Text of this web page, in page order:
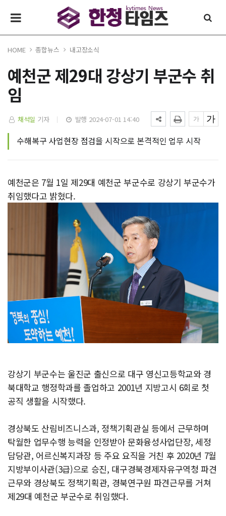
HOME 종합뉴스 내고장소식
예천군 제29대 강상기 부군수 취
임
채석일 기자 발행 2024-07-01 14:40
수해복구 사업현장 점검을 시작으로 본격적인 업무 시작
예천군은 7월 1일 제29대 예천군 부군수로 강상기 부군수가
취임했다고 밝혔다.
강상기 부군수는 울진군 출신으로 대구 영신고등학교와 경
북대학교 행정학과를 졸업하고 2001년 지방고시 6회로 첫
공직 생활을 시작했다.
경상북도 산림비즈니스과, 정책기획관실 등에서 근무하며
탁월한 업무수행 능력을 인정받아 문화융성사업단장, 세정
담당관, 어르신복지과장 등 주요 요직을 거친 후 2020년 7월
지방부이사관(3급)으로 승진, 대구경북경제자유구역청 파견
근무와 경상북도 정책기획관, 경북연구원 파견근무를 거쳐
제29대 예천군 부군수로 취임했다.